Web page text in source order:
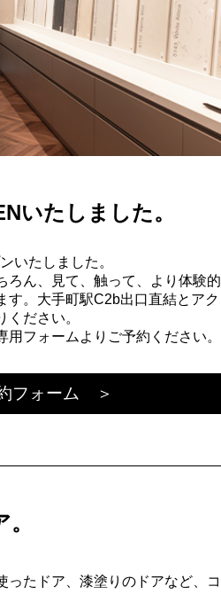
いたしました。
いたしました。
ろん、見て、触って、より体験的
す。大手町駅C2b出口直結とアク
ださい。
フォームよりご予約ください。
フォーム ＞
たドア、漆塗りのドアなど、コ